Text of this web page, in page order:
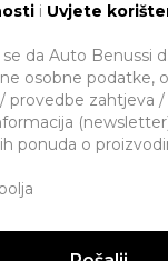
i Uvjete
se da Auto Benussi
osobne podatke,
provedbe zahtjeva /
ponuda o